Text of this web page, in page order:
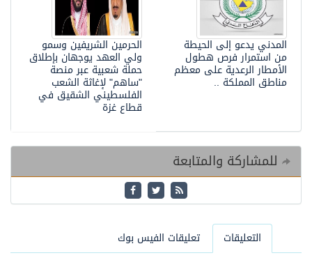
الحرمين الشريفين وسمو
ولي العهد يوجهان بإطلاق
حملة شعبية عبر منصة
"ساهم" لإغاثة الشعب
الفلسطيني الشقيق في
قطاع غزة
المدني يدعو إلى الحيطة
من استمرار فرص هطول
الأمطار الرعدية على معظم
مناطق المملكة ..
للمشاركة والمتابعة
التعليقات تعليقات الفيس بوك